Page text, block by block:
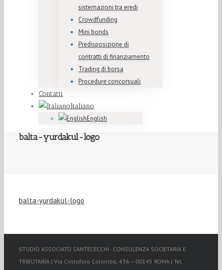
sistemazioni tra eredi
Crowdfunding
Mini bonds
Predisposizione di
contratti di finanziamento
Trading di borsa
Procedure concorsuali
Contatti
Italiano
English
balta-yurdakul-logo
balta-yurdakul-logo
STUDIO ASSOCIATO SANTECECCHI - CONSULENZA SOCIETARIA E
TRIBUTARIA | Via Cristoforo Colombo, 436 – 00145 ROMA | Tel.